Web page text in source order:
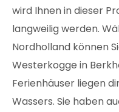
wird Ihnen in dieser
langweilig werden.
Nordholland können
Westerkogge in
Ferienhäuser liegen
Wassers. Sie haben